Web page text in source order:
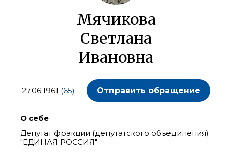
Мячикова
Светлана
Ивановна
27.06.1961 (65) Отправить обращение
О себе
Депутат фракции (депутатского объединения)
"ЕДИНАЯ РОССИЯ"